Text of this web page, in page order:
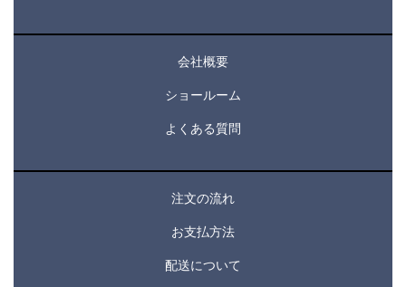
会社概要
ショールーム
よくある質問
注文の流れ
お支払方法
配送について